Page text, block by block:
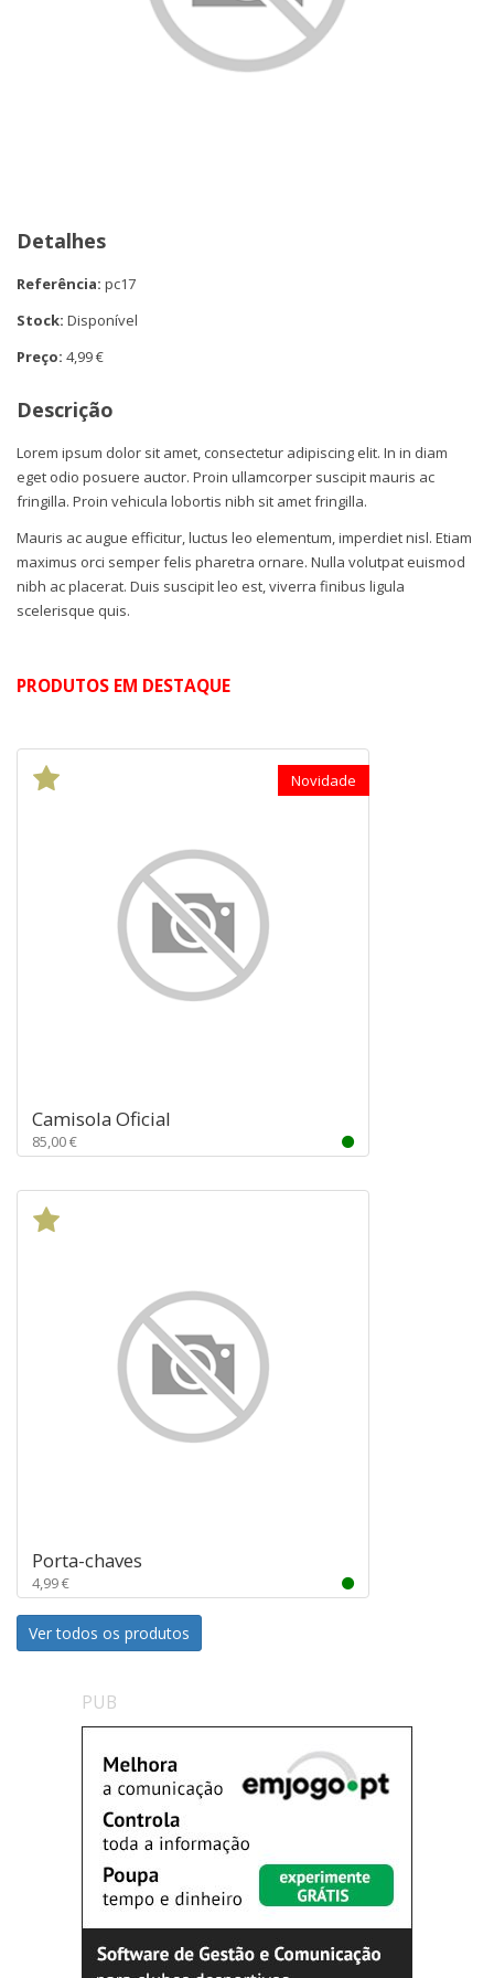
Detalhes
Referência: pc17
Stock: Disponível
Preço: 4,99 €
Descrição
Lorem ipsum dolor sit amet, consectetur adipiscing elit. In in diam
eget odio posuere auctor. Proin ullamcorper suscipit mauris ac
fringilla. Proin vehicula lobortis nibh sit amet fringilla.
Mauris ac augue efficitur, luctus leo elementum, imperdiet nisl. Etiam
maximus orci semper felis pharetra ornare. Nulla volutpat euismod
nibh ac placerat. Duis suscipit leo est, viverra finibus ligula
scelerisque quis.
PRODUTOS EM DESTAQUE
Novidade
Camisola Oficial
85,00 €
Porta-chaves
4,99 €
Ver todos os produtos
PUB